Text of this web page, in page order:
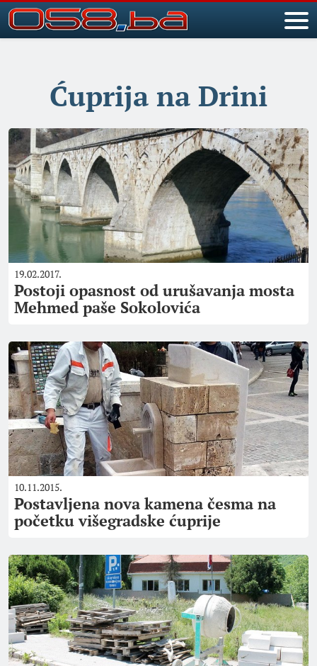
Ćuprija na Drini
19.02.2017.
Postoji opasnost od urušavanja mosta
Mehmed paše Sokolovića
10.11.2015.
Postavljena nova kamena česma na
početku višegradske ćuprije